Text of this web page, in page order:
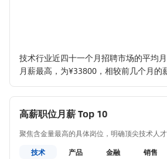
技术行业近四十一个月招聘市场的平均
月薪最高，为¥33800，相较前几个月的
高薪职位月薪 Top 10
聚焦含金量最高的具体岗位，明确顶尖技术人才
技术
产品 金融 销售